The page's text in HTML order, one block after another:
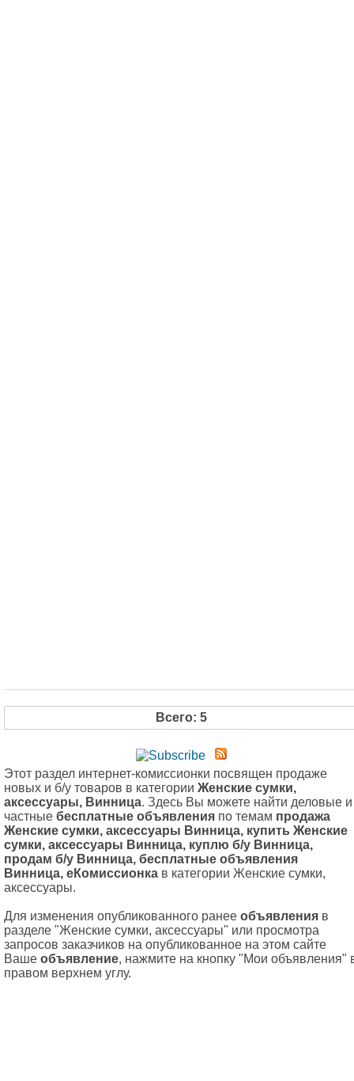
Всего: 5
Этот раздел интернет-комиссионки посвящен продаже
новых и б/у товаров в категории Женские сумки,
аксессуары, Винница. Здесь Вы можете найти деловые и
частные бесплатные объявления по темам продажа
Женские сумки, аксессуары Винница, купить Женские
сумки, аксессуары Винница, куплю б/у Винница,
продам б/у Винница, бесплатные объявления
Винница, еКомиссионка в категории Женские сумки,
аксессуары.
Для изменения опубликованного ранее объявления в
разделе "Женские сумки, аксессуары" или просмотра
запросов заказчиков на опубликованное на этом сайте
Ваше объявление, нажмите на кнопку "Мои объявления"
правом верхнем углу.